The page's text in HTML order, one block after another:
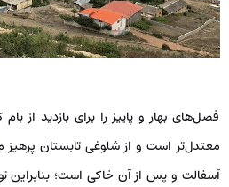
فصل‌های بهار و پاییز را برای بازدید از
معتدل‌تر است و از شلوغی تابستان
آسفالت و پس از آن خاکی است؛ بنابراین